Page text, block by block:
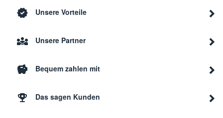
Unsere Vorteile
Unsere Partner
Bequem zahlen mit
Das sagen Kunden